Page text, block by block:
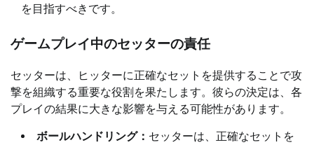
を目指すべきです。
ゲームプレイ中のセッターの責任
セッターは、ヒッターに正確なセットを提供することで攻
撃を組織する重要な役割を果たします。彼らの決定は、各
プレイの結果に大きな影響を与える可能性があります。
ボールハンドリング： セッターは、正確なセットを